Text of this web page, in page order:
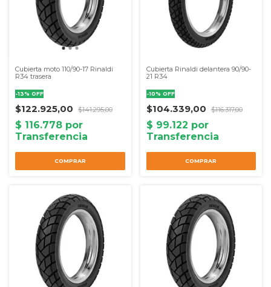
Cubierta moto 110/90-17 Rinaldi
R34 trasera
-13% OFF
$122.925,00 $141.295,00
COMPRAR
Cubierta Rinaldi delantera 90/90-
21 R34
-10% OFF
$104.339,00 $116.317,00
COMPRAR